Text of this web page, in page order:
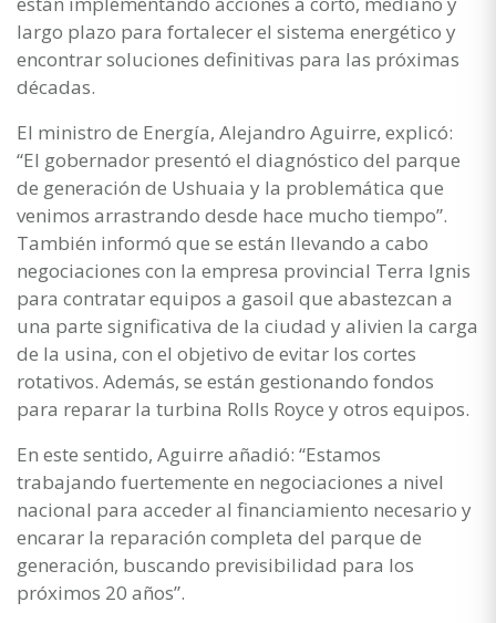
largo plazo para fortalecer el sistema energético y
encontrar soluciones definitivas para las próximas
décadas.
El ministro de Energía, Alejandro Aguirre, explicó:
“El gobernador presentó el diagnóstico del parque
de generación de Ushuaia y la problemática que
venimos arrastrando desde hace mucho tiempo”.
También informó que se están llevando a cabo
negociaciones con la empresa provincial Terra Ignis
para contratar equipos a gasoil que abastezcan a
una parte significativa de la ciudad y alivien la carga
de la usina, con el objetivo de evitar los cortes
rotativos. Además, se están gestionando fondos
para reparar la turbina Rolls Royce y otros equipos.
En este sentido, Aguirre añadió: “Estamos
trabajando fuertemente en negociaciones a nivel
nacional para acceder al financiamiento necesario y
encarar la reparación completa del parque de
generación, buscando previsibilidad para los
próximos 20 años”.